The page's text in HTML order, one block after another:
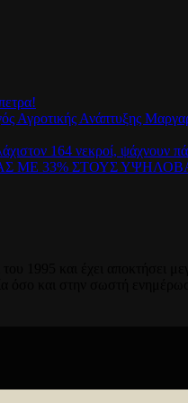
Αγροτικής Ανάπτυξης
164 νεκροί,
ΜΕ 33% ΣΤΟΥΣ